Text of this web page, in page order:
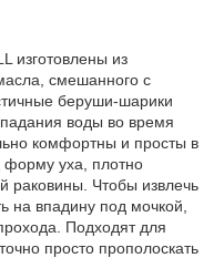
изготовлены из
смешанного с
беруши-шарики
воды во время
комфортны и просты в
форму уха, плотно
раковины. Чтобы извлечь
на впадину под мочкой,
Подходят для
просто прополоскать